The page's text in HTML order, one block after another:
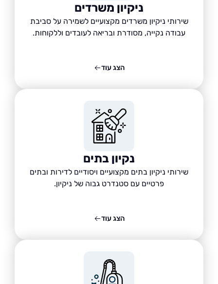
ניקיון משרדים
שירותי ניקיון משרדים מקצועיים לשמירה על סביבת
עבודה נקייה, מסודרת ובריאה לעובדים וללקוחות.
נקיון בתים
שירותי ניקיון בתים מקצועיים ויסודיים לדירות ובתים
פרטיים עם סטנדרט גבוה של ניקיון.